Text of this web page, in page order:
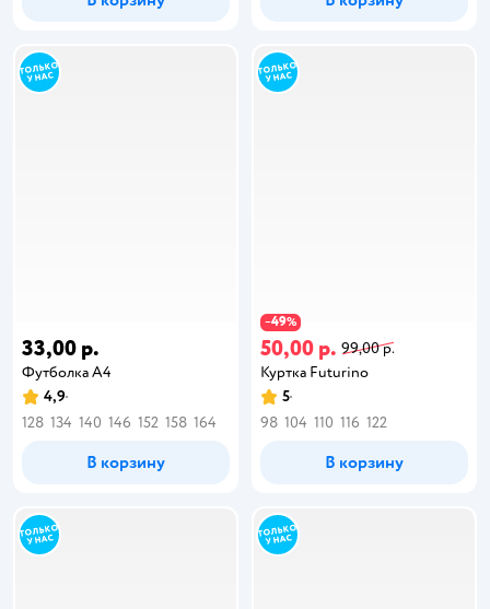
33,00 р.
Футболка А4
4,9
128 134 140 146 152 158 164
В корзину
−49%
50,00 р. 99,00 р.
Куртка Futurino
5
98 104 110 116 122
В корзину